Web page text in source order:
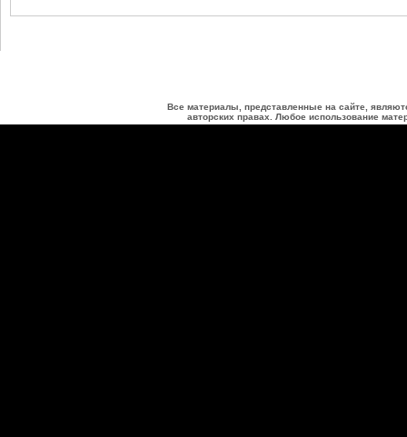
Все материалы, представленные на сайте,
авторских правах. Любое использование